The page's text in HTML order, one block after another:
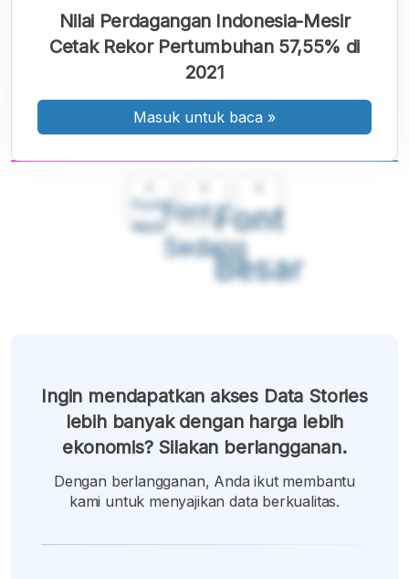
Font
Kecil
Font
Sedang
Font
Besar
Nilai Perdagangan Indonesia-Mesir
Cetak Rekor Pertumbuhan 57,55% di
2021
Masuk untuk baca »
Ingin mendapatkan akses Data Stories
lebih banyak dengan harga lebih
ekonomis? Silakan berlangganan.
Dengan berlangganan, Anda ikut membantu
kami untuk menyajikan data berkualitas.